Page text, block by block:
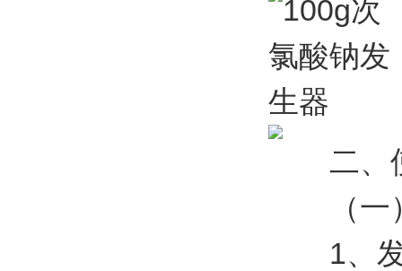
二、使
（一
1、发